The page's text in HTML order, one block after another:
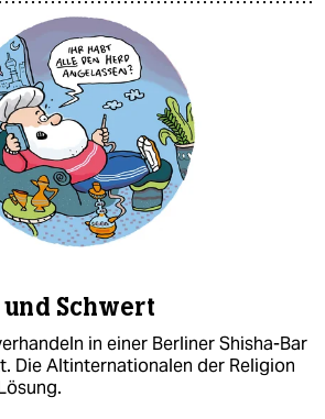
Schwert
in einer Berliner Shisha-Bar
Die Altinternationalen der Religion